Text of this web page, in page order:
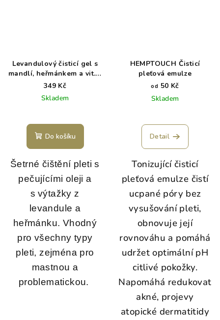
Levandulový čisticí gel s
mandlí, heřmánkem a vit. E
BIO 100 ml
349 Kč
Skladem
Do košíku
Šetrné čištění pleti s
pečujícími oleji a
s výtažky z
levandule a
heřmánku. Vhodný
pro všechny typy
pleti, zejména pro
mastnou a
problematickou.
HEMPTOUCH Čisticí
pleťová emulze
od 50 Kč
Skladem
Detail
Tonizující čisticí
pleťová emulze čistí
ucpané póry bez
vysušování pleti,
obnovuje její
rovnováhu a pomáhá
udržet optimální pH
citlivé pokožky.
Napomáhá redukovat
akné, projevy
atopické dermatitidy